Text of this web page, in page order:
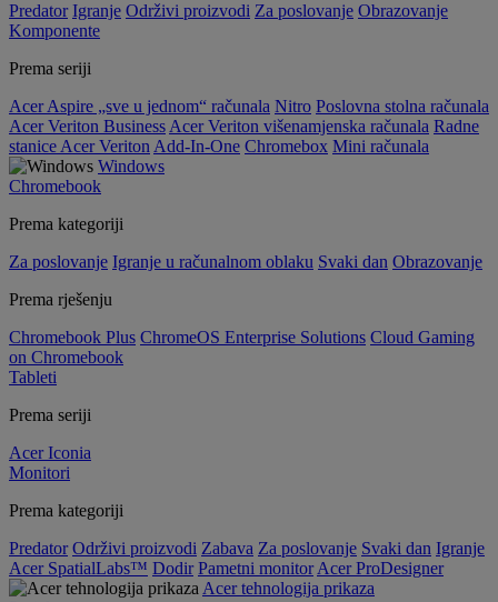
Predator Igranje Održivi proizvodi Za poslovanje Obrazovanje
Komponente
Prema seriji
Acer Aspire „sve u jednom“ računala Nitro Poslovna stolna računala
Acer Veriton Business Acer Veriton višenamjenska računala Radne
stanice Acer Veriton Add-In-One Chromebox Mini računala
Windows
Chromebook
Prema kategoriji
Za poslovanje Igranje u računalnom oblaku Svaki dan Obrazovanje
Prema rješenju
Chromebook Plus ChromeOS Enterprise Solutions Cloud Gaming
on Chromebook
Tableti
Prema seriji
Acer Iconia
Monitori
Prema kategoriji
Predator Održivi proizvodi Zabava Za poslovanje Svaki dan Igranje
Acer SpatialLabs™ Dodir Pametni monitor Acer ProDesigner
Acer tehnologija prikaza